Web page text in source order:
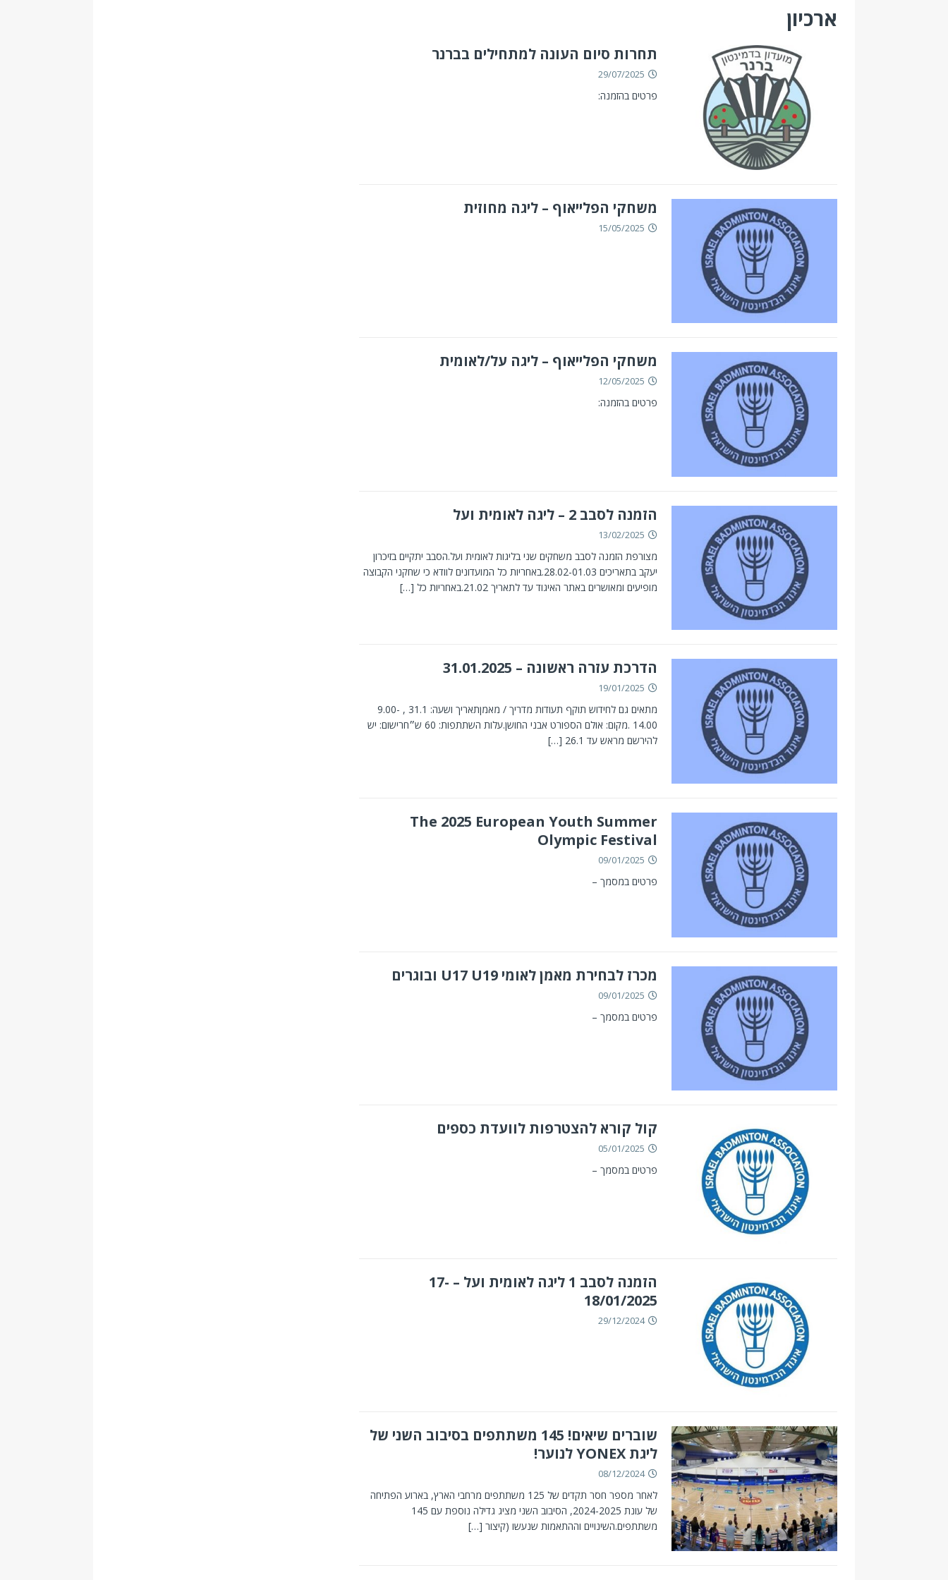
ארכיון
תחרות סיום העונה למתחילים בברנר
29/07/2025
פרטים בהזמנה:
משחקי הפלייאוף – ליגה מחוזית
15/05/2025
משחקי הפלייאוף – ליגה על/לאומית
12/05/2025
פרטים בהזמנה:
הזמנה לסבב 2 – ליגה לאומית ועל
13/02/2025
מצורפת הזמנה לסבב משחקים שני בליגות לאומית ועל.הסבב יתקיים בזיכרון
יעקב בתאריכים 28.02-01.03.באחריות כל המועדונים לוודא כי שחקני הקבוצה
מופיעים ומאושרים באתר האיגוד עד לתאריך 21.02.באחריות כל
[…]
הדרכת עזרה ראשונה – 31.01.2025
19/01/2025
מתאים גם לחידוש תוקף תעודות מדריך / מאמןתאריך ושעה: 31.1 , 9.00-
14.00 .מקום: אולם הספורט אבני החושן.עלות השתתפות: 60 ש״חרישום: יש
להירשם מראש עד 26.1
[…]
The 2025 European Youth Summer
Olympic Festival
09/01/2025
פרטים במסמך –
מכרז לבחירת מאמן לאומי U17 U19 ובוגרים
09/01/2025
פרטים במסמך –
קול קורא להצטרפות לוועדת כספים
05/01/2025
פרטים במסמך –
הזמנה לסבב 1 ליגה לאומית ועל – ‎ 17-
18/01/2025
29/12/2024
שוברים שיאים! 145 משתתפים בסיבוב השני של
ליגת YONEX לנוער!
08/12/2024
לאחר מספר חסר תקדים של 125 משתתפים מרחבי הארץ, בארוע הפתיחה
של עונת 2024-2025, הסיבוב השני מציג גדילה נוספת עם 145
משתתפים.השינויים וההתאמות שנעשו (קיצור […]